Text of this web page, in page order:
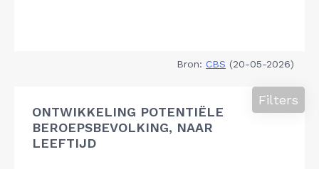
Bron: CBS (20-05-2026)
ONTWIKKELING POTENTIËLE
BEROEPSBEVOLKING, NAAR
LEEFTIJD
Filters